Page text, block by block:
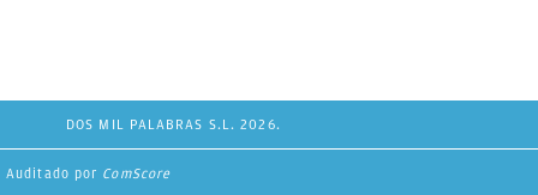
DOS MIL PALABRAS S.L. 2026.
Auditado por ComScore